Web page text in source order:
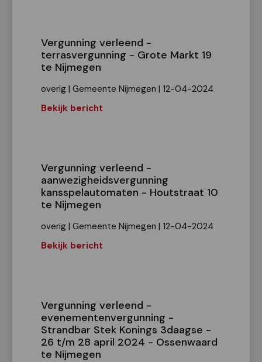
Vergunning verleend -
terrasvergunning - Grote Markt 19
te Nijmegen
overig | Gemeente Nijmegen | 12-04-2024
Bekijk bericht
Vergunning verleend -
aanwezigheidsvergunning
kansspelautomaten - Houtstraat 10
te Nijmegen
overig | Gemeente Nijmegen | 12-04-2024
Bekijk bericht
Vergunning verleend -
evenementenvergunning -
Strandbar Stek Konings 3daagse -
26 t/m 28 april 2024 - Ossenwaard
te Nijmegen